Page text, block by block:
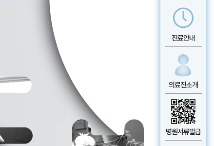
진료안내
의료진소개
병원서류발급